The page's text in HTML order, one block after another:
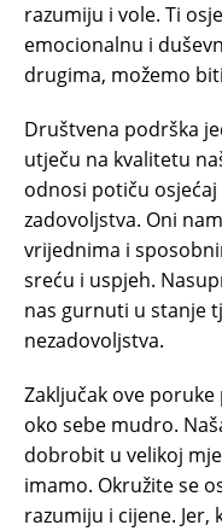
razumiju i vole. Ti
emocionalnu i
drugima, možemo
Društvena podrška
utječu na kvalitetu
odnosi potiču
zadovoljstva. Oni
vrijednima i
sreću i uspjeh.
nas gurnuti u stanje
nezadovoljstva.
Zaključak ove
oko sebe mudro.
dobrobit u velikoj
imamo. Okružite se
razumiju i cijene. Jer,